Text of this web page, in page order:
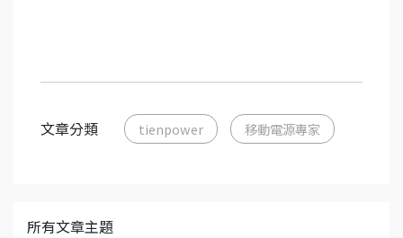
文章分類 tienpower 移動電源專家
所有文章主題